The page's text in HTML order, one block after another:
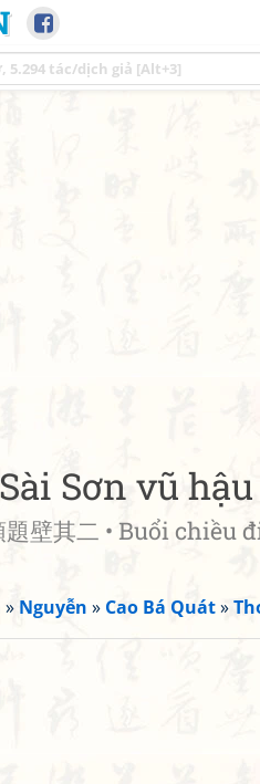
Sơn vũ
題壁其二 • Buổi
» Nguyễn » Cao Bá Quát»